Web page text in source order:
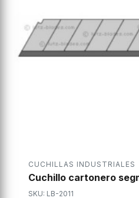
CUCHILLAS INDUSTRIALES
Cuchillo cartonero
SKU: LB-2011